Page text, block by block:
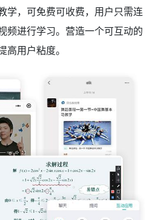
学，可免费可收费，用户只需连
频进行学习。营造一个可互动的
高用户粘度。